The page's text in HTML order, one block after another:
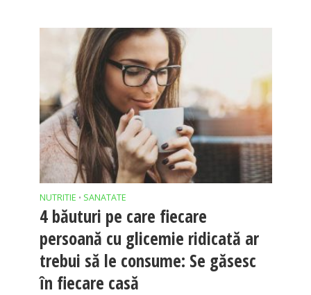
NUTRITIE • SANATATE
4 băuturi pe care fiecare
persoană cu glicemie ridicată ar
trebui să le consume: Se găsesc
în fiecare casă